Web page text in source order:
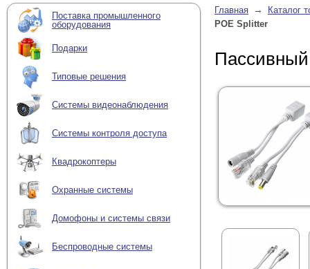
Поставка промышленного
оборудования
Подарки
Типовые решения
Системы видеонаблюдения
Системы контроля доступа
Квадрокоптеры
Охранные системы
Домофоны и системы связи
Беспроводные системы
Главная →
Каталог
POE Splitter